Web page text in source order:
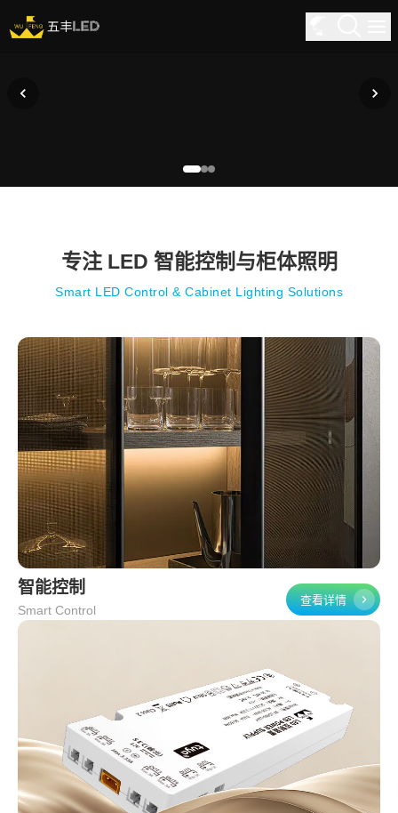
专注 LED 智能控制与柜体照明
Smart LED Control & Cabinet Lighting Solutions
智能控制
Smart Control
查看详情